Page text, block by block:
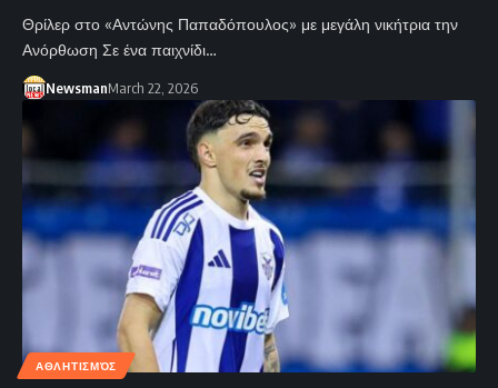
Θρίλερ στο «Αντώνης Παπαδόπουλος» με μεγάλη νικήτρια την
Ανόρθωση Σε ένα παιχνίδι…
NewsmanMarch 22, 2026
ΑΘΛΗΤΙΣΜΌΣ